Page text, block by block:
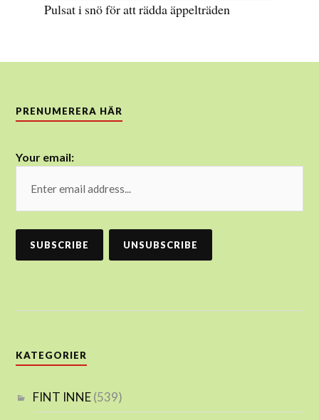
Pulsat i snö för att rädda äppelträden
PRENUMERERA HÄR
Your email:
KATEGORIER
FINT INNE(539)